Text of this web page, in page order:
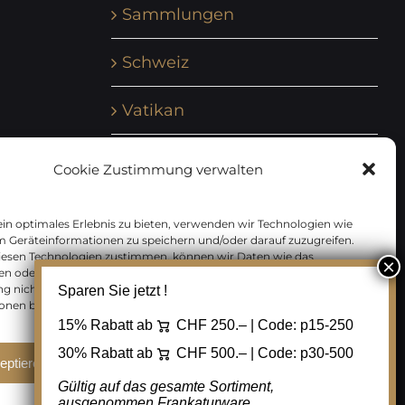
Cookie Zustimmung verwalten
optimales Erlebnis zu bieten, verwenden wir Technologien wie
Geräteinformationen zu speichern und/oder darauf zuzugreifen.
Technologien zustimmen, können wir Daten wie das
oder eindeutige IDs auf dieser Website verarbeiten. Wenn Sie Ihre
nicht erteilen oder zurückziehen, können bestimmte Merkmale
beeinträchtigt werden.
Ablehnen Cookie Einstellungen
Sammlungen
Schweiz
Vatikan
Zensurbelege Österreich
Zensurbelege Schweiz
Sparen Sie jetzt !
15% Rabatt ab CHF 250.– | Code: p15-250
30% Rabatt ab
CHF 500.– | Code: p30-500
Gültig auf das gesamte Sortiment,